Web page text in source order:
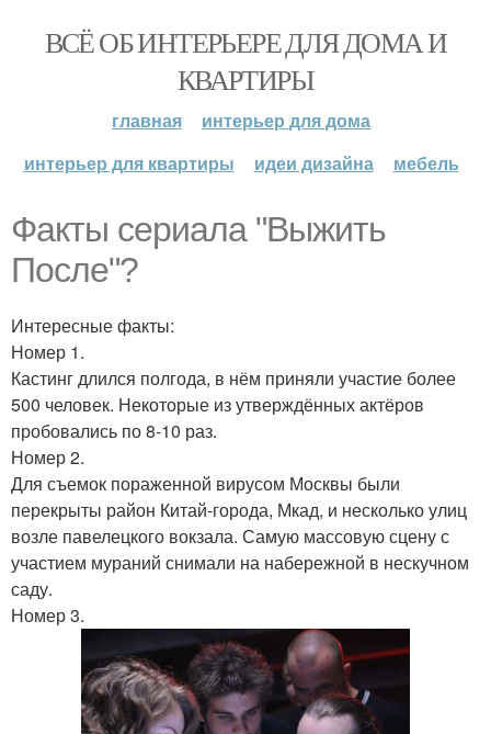
ВСЁ ОБ ИНТЕРЬЕРЕ ДЛЯ ДОМА И
КВАРТИРЫ
главная
интерьер для дома
интерьер для квартиры
идеи дизайна мебель
Факты сериала "Выжить
После"?
Интересные факты:
Номер 1.
Кастинг длился полгода, в нём приняли участие более
500 человек. Некоторые из утверждённых актёров
пробовались по 8-10 раз.
Номер 2.
Для съемок пораженной вирусом Москвы были
перекрыты район Китай-города, Мкад, и несколько улиц
возле павелецкого вокзала. Самую массовую сцену с
участием мураний снимали на набережной в нескучном
саду.
Номер 3.